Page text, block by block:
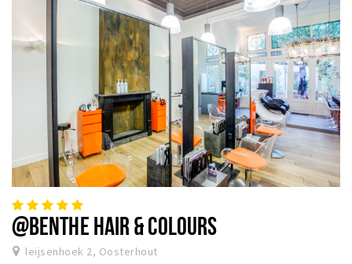
@BENTHE HAIR & COLOURS
leijsenhoek 2, Oosterhout